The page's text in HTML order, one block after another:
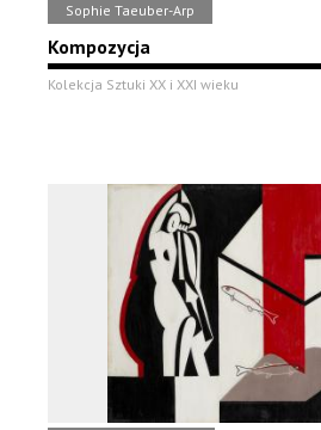
Sophie Taeuber-Arp
Kompozycja
Kolekcja Sztuki XX i XXI wieku